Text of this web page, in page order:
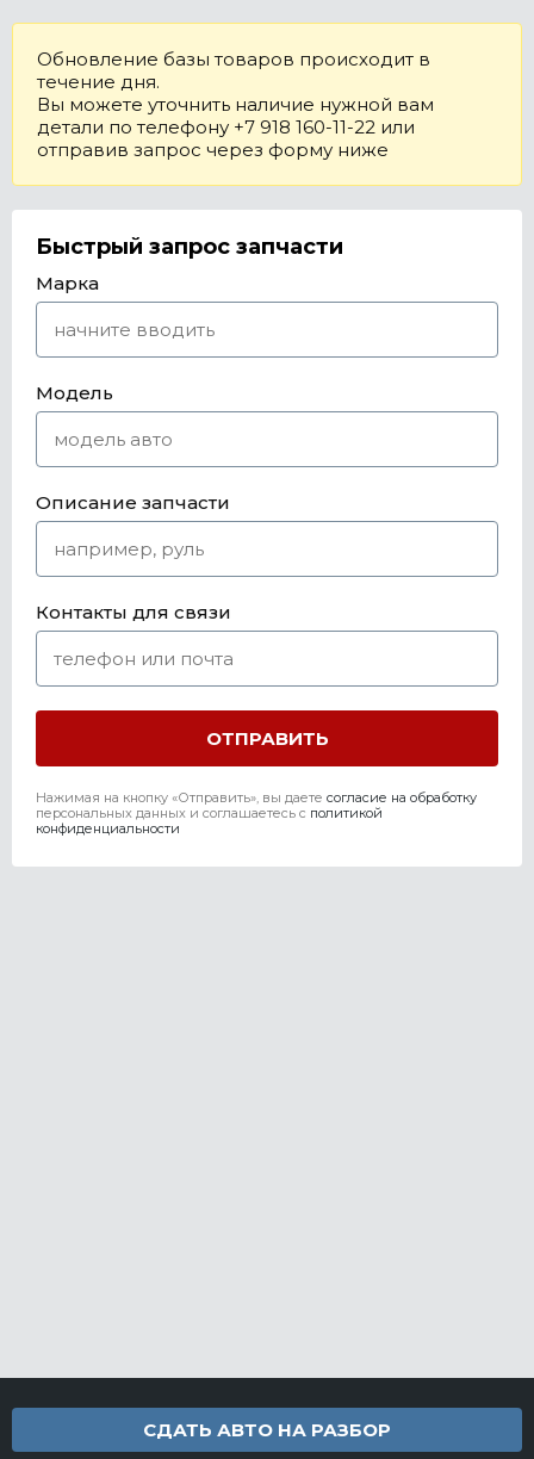
Обновление базы товаров происходит в
течение дня.
Вы можете уточнить наличие нужной вам
детали по телефону +7 918 160-11-22 или
отправив запрос через форму ниже
Быстрый запрос запчасти
Марка
Модель
Описание запчасти
Контакты для связи
Нажимая на кнопку «Отправить», вы даете согласие на обработку
персональных данных и соглашаетесь c политикой
конфиденциальности
СДАТЬ АВТО НА РАЗБОР